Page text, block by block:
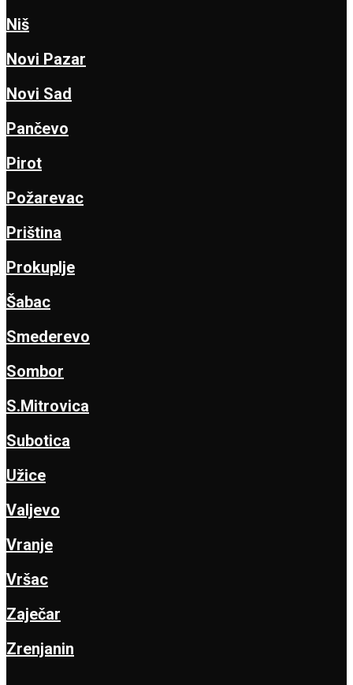
Niš
Novi Pazar
Novi Sad
Pančevo
Pirot
Požarevac
Priština
Prokuplje
Šabac
Smederevo
Sombor
S.Mitrovica
Subotica
Užice
Valjevo
Vranje
Vršac
Zaječar
Zrenjanin